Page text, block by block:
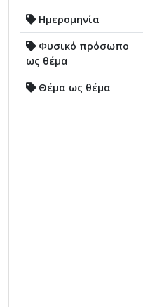
Ημερομηνία
Φυσικό πρόσωπο
ως θέμα
Θέμα ως θέμα